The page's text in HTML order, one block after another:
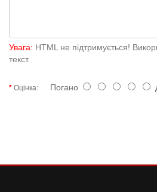
Увага: HTML не підтримується!
текст.
Оцінка: Погано